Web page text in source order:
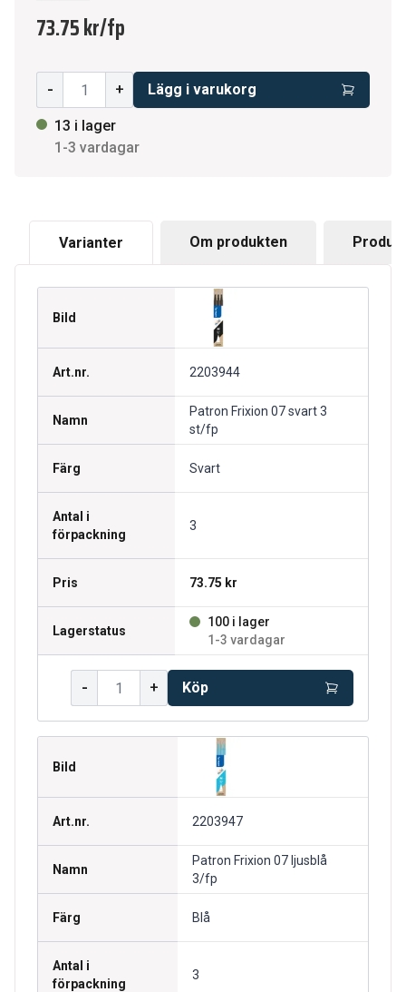
skriva eller rita. Låt din fantasi flöda. * Finns i flera
Ekonomiskt och miljövänligt * Miljöinfo:
Refillsystem (materialbesparande)
73.75 kr/fp
- + Lägg i varukorg
13 i lager
1-3 vardagar
Varianter Om produkten
Bild
Art.nr. 2203944
Namn
Patron Frixion 07 svart 3
st/fp
Färg Svart
Antal i
förpackning
3
Pris 73.75 kr
Lagerstatus
100 i lager
1-3 vardagar
- + Köp
Bild
Art.nr. 2203947
Namn
Patron Frixion 07 ljusblå
3/fp
Färg Blå
Antal i
förpackning
3